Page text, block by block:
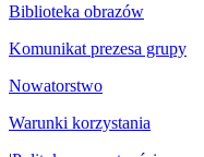
Biblioteka obrazów
Komunikat prezesa grupy
Nowatorstwo
Warunki korzystania